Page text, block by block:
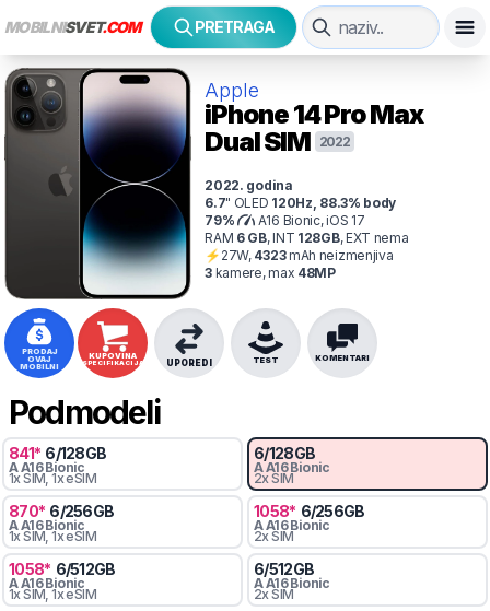
MOBILNISVET.COM PRETRAGA
Apple
iPhone 14 Pro Max
Dual SIM
2022
2022. godina
6.7" OLED 120Hz, 88.3% body
79%
A16 Bionic, iOS 17
RAM 6GB,INT 128GB,EXT nema
⚡ 27W, 4323mAh neizmenjiva
3 kamere, max 48MP
PRODAJ
OVAJ
MOBILNI
KUPOVINA
SPECIFIKACIJA TEST KOMENTARI
UPOREDI
Podmodeli
841* 6/128GB
AA16 Bionic
1x SIM, 1x eSIM
6/128GB
AA16 Bionic
2x SIM
870* 6/256GB
AA16 Bionic
1x SIM, 1x eSIM
1058* 6/256GB
AA16 Bionic
2x SIM
1058* 6/512GB
AA16 Bionic
1x SIM, 1x eSIM
6/512GB
AA16 Bionic
2x SIM